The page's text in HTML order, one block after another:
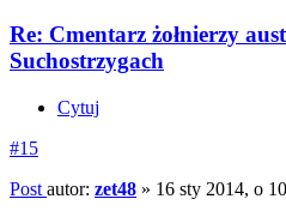
Re: Cmentarz żołnierzy
Suchostrzygach
Cytuj
#15
Post autor: zet48 » 16 sty 2014, o